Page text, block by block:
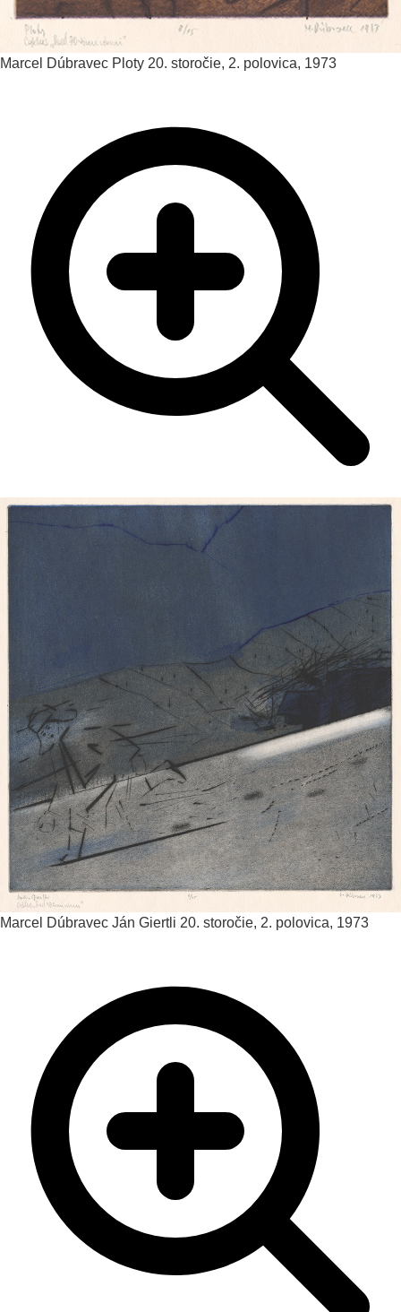
Marcel Dúbravec Ploty 20. storočie, 2. polovica, 1973
Marcel Dúbravec Ján Giertli 20. storočie, 2. polovica, 1973